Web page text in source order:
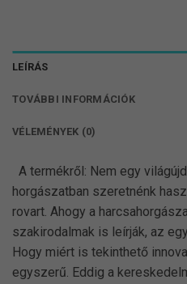
LEÍRÁS
TOVÁBBI INFORMÁCIÓK
VÉLEMÉNYEK (0)
A termékről: Nem egy
horgászatban szeretnénk
rovart. Ahogy a
szakirodalmak is leírják, az
Hogy miért is tekinthető
egyszerű. Eddig a